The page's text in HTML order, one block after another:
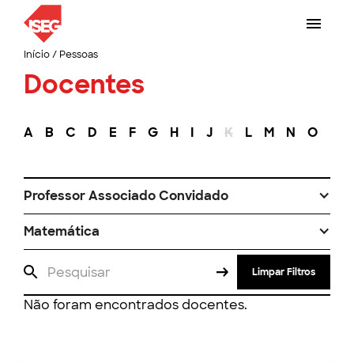
Início/ Pessoas
Docentes
A B C D E F G H I J K L M N O
Professor Associado Convidado
Matemática
Limpar Filtros
Não foram encontrados docentes.